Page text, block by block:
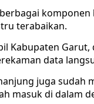
terabaikan.
Kabupaten Garut,
data
juga sudah
masuk di dalam